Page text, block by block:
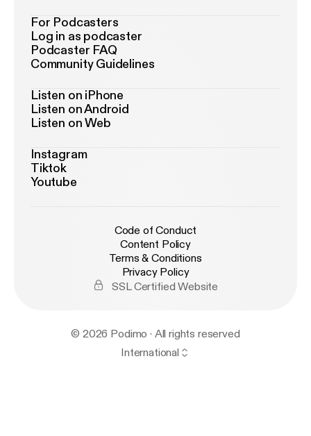
For Podcasters
Log in as podcaster
Podcaster FAQ
Community Guidelines
Listen on iPhone
Listen on Android
Listen on Web
Instagram
Tiktok
Youtube
Code of Conduct
Content Policy
Terms & Conditions
Privacy Policy
SSL Certified Website
© 2026 Podimo · All rights reserved
International